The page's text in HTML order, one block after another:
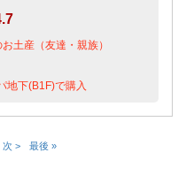
土産（友達・親族）
地下(B1F)で購入
次 > 最後 »